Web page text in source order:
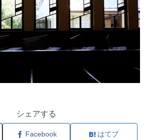
シェアする
Facebook はてブ